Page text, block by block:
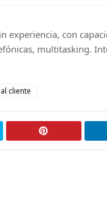
experiencia, con
multitasking.
cliente